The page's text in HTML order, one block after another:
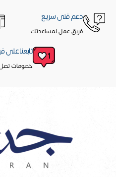
دعم فنى سريع
فريق عمل لمساعدتك
تابعنا
خصومات تصل